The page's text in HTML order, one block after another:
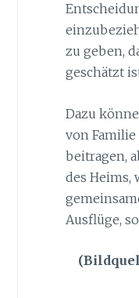
zu geben,
geschätzt
Dazu
von
beitragen,
des Heims,
Ausflüge,